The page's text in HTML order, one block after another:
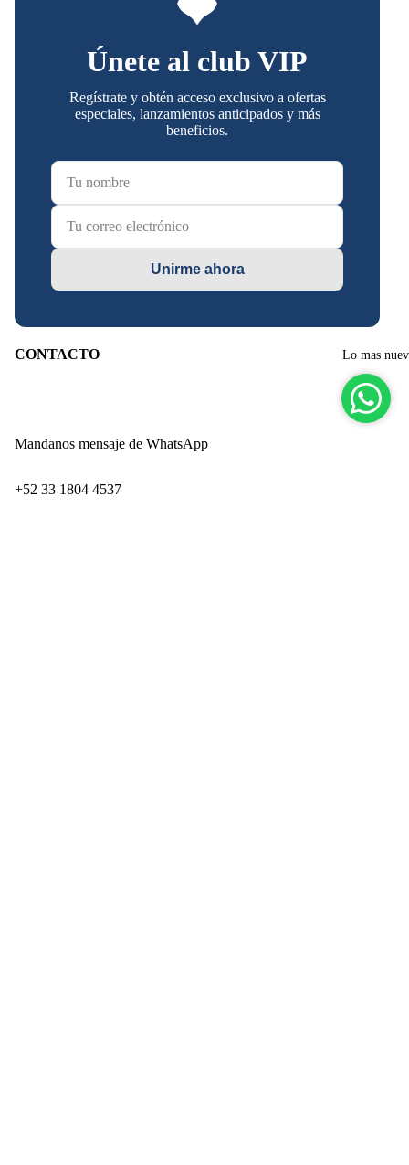
Lo mas
Únete al club VIP
Regístrate y obtén acceso exclusivo a ofertas
especiales, lanzamientos anticipados y más
beneficios.
Unirme ahora
CONTACTO
Mandanos mensaje de WhatsApp
‪+52 33 1804 4537‬